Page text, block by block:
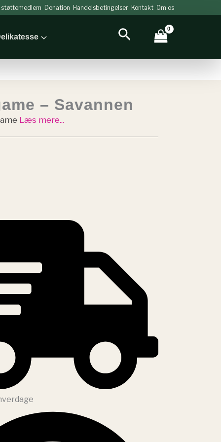
støttemedlem Donation Handelsbetingelser Kontakt Om os
Søg
– Savannen
Læs mere...